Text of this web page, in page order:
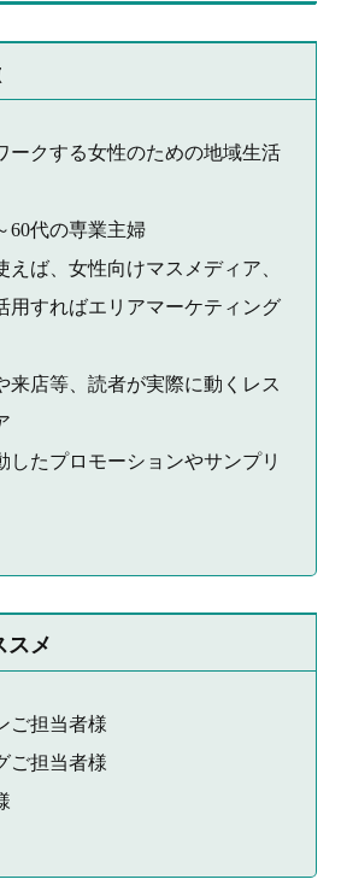
ークする女性のための地域生活
60代の専業主婦
えば、女性向けマスメディア、
用すればエリアマーケティング
来店等、読者が実際に動くレス
したプロモーションやサンプリ
スメ
ご担当者様
ご担当者様